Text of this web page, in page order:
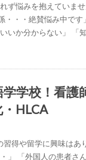
ず悩みを抱えていま
・・・絶賛悩み中です
いか分からない」 「
学校！看護
HLCA
得や留学に興味はあ
」 「外国人の患者さ